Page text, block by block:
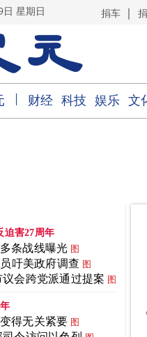
星期日 捐车
财经 科技 娱乐 文
迫害27周年
条战线曝光 图
吁美政府调查 图
会跨党派通过提案 图
得无关紧要 图